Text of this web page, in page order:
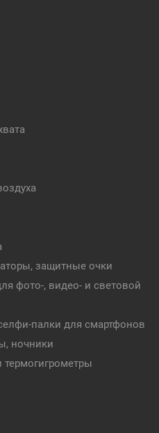
защитные очки
фото-, видео- и световой
палки для смартфонов
ночники
термогигрометры